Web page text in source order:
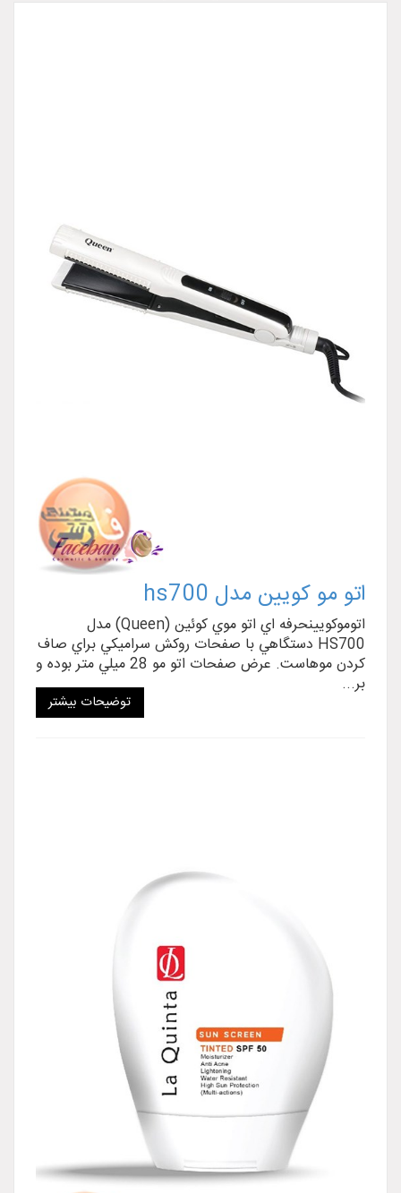
اتو مو کويين مدل hs700
اتوموکويينحرفه اي اتو موي کوئين (Queen) مدل
HS700 دستگاهي با صفحات روکش سراميکي براي صاف
کردن موهاست. عرض صفحات اتو مو 28 ميلي متر بوده و
بر...
توضیحات بیشتر